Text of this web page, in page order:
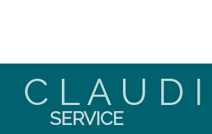
C L A U D I
SERVICE